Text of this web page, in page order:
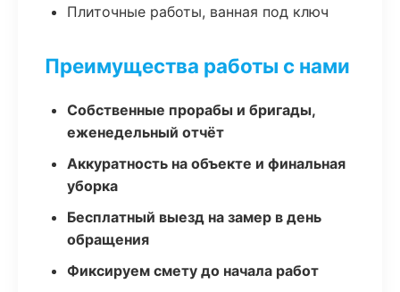
Плиточные работы, ванная под ключ
Преимущества работы с нами
Собственные прорабы и бригады,
еженедельный отчёт
Аккуратность на объекте и финальная
уборка
Бесплатный выезд на замер в день
обращения
Фиксируем смету до начала работ